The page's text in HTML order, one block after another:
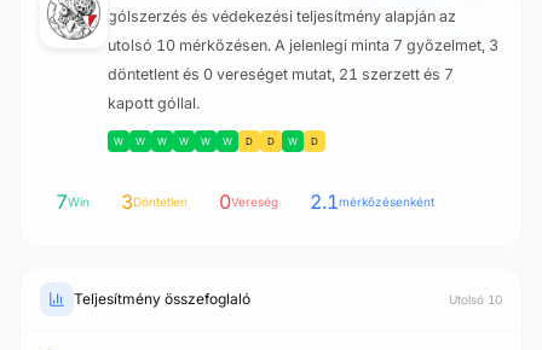
gólszerzés és védekezési teljesítmény alapján az
utolsó 10 mérkőzésen. A jelenlegi minta 7 győzelmet, 3
döntetlent és 0 vereséget mutat, 21 szerzett és 7
kapott góllal.
W W W W W W D D W D
7Win 3Döntetlen 0Vereség 2.1mérkőzésenként
Teljesítmény összefoglaló Utolsó 10